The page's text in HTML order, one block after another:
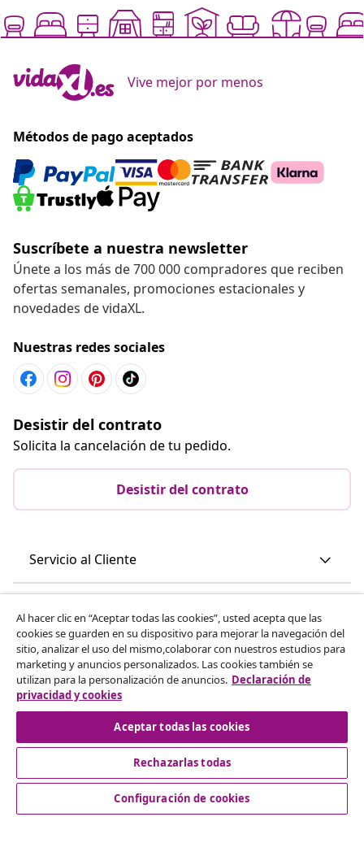
Vive mejor por menos
Métodos de pago aceptados
Suscríbete a nuestra newsletter
Únete a los más de 700 000 compradores que reciben
ofertas semanales, promociones estacionales y
novedades de vidaXL.
Nuestras redes sociales
Desistir del contrato
Solicita la cancelación de tu pedido.
Desistir del contrato
Servicio al Cliente
vidaXL
Descubre mas
Al hacer clic en “Aceptar todas las cookies”, usted acepta que las
cookies se guarden en su dispositivo para mejorar la navegación del
sitio, analizar el uso del mismo,colaborar con nuestros estudios para
marketing y anuncios personalizados. Las cookies también se
utilizan para la personalización de anuncios. Declaración de
privacidad y cookies
Aceptar todas las cookies
Rechazarlas todas
Configuración de cookies